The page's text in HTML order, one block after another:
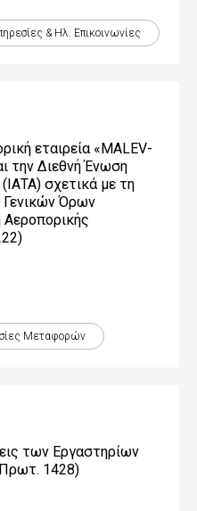
& Ηλ. Επικοινωνίες
εταιρεία «MALEV-
την Διεθνή Ένωση
σχετικά με τη
Όρων
Μεταφορών
των Εργαστηρίων
1428)